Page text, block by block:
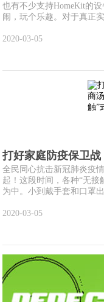
也有不少支持HomeKit的
闹，玩个乐趣。对于真正实
2020-03-05
打好家庭防疫保卫
全民同心抗击新冠肺炎疫
起！这段时间，各种“无
为中。小到戴手套和口罩
2020-03-05